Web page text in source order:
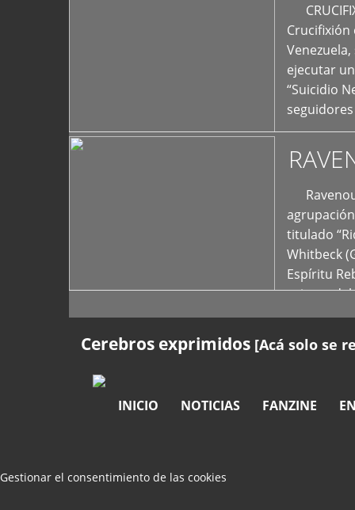
Crucifixión
ejecutar
“Suicidio
titulado
Whitbeck
Espíritu
oriente
Cerebros exprimidos [Acá solo se
INICIO NOTICIAS FANZINE
Gestionar el consentimiento de las cookies